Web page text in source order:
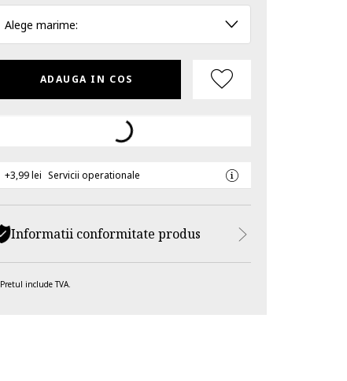
Alege marime:
ADAUGA IN COS
+3,99 lei Servicii operationale
Informatii conformitate produs
Pretul include TVA.